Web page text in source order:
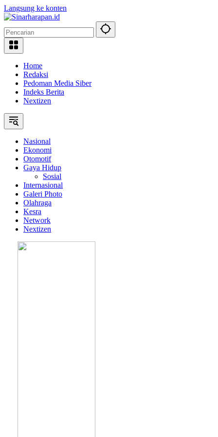
Langsung ke konten
Home
Redaksi
Pedoman Media Siber
Indeks Berita
Nextizen
Nasional
Ekonomi
Otomotif
Gaya Hidup
Sosial
Internasional
Galeri Photo
Olahraga
Kesra
Network
Nextizen